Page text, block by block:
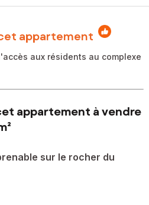
appartement
aux résidents au complexe
appartement à vendre
sur le rocher du
Commune du Diamant (97223), ce